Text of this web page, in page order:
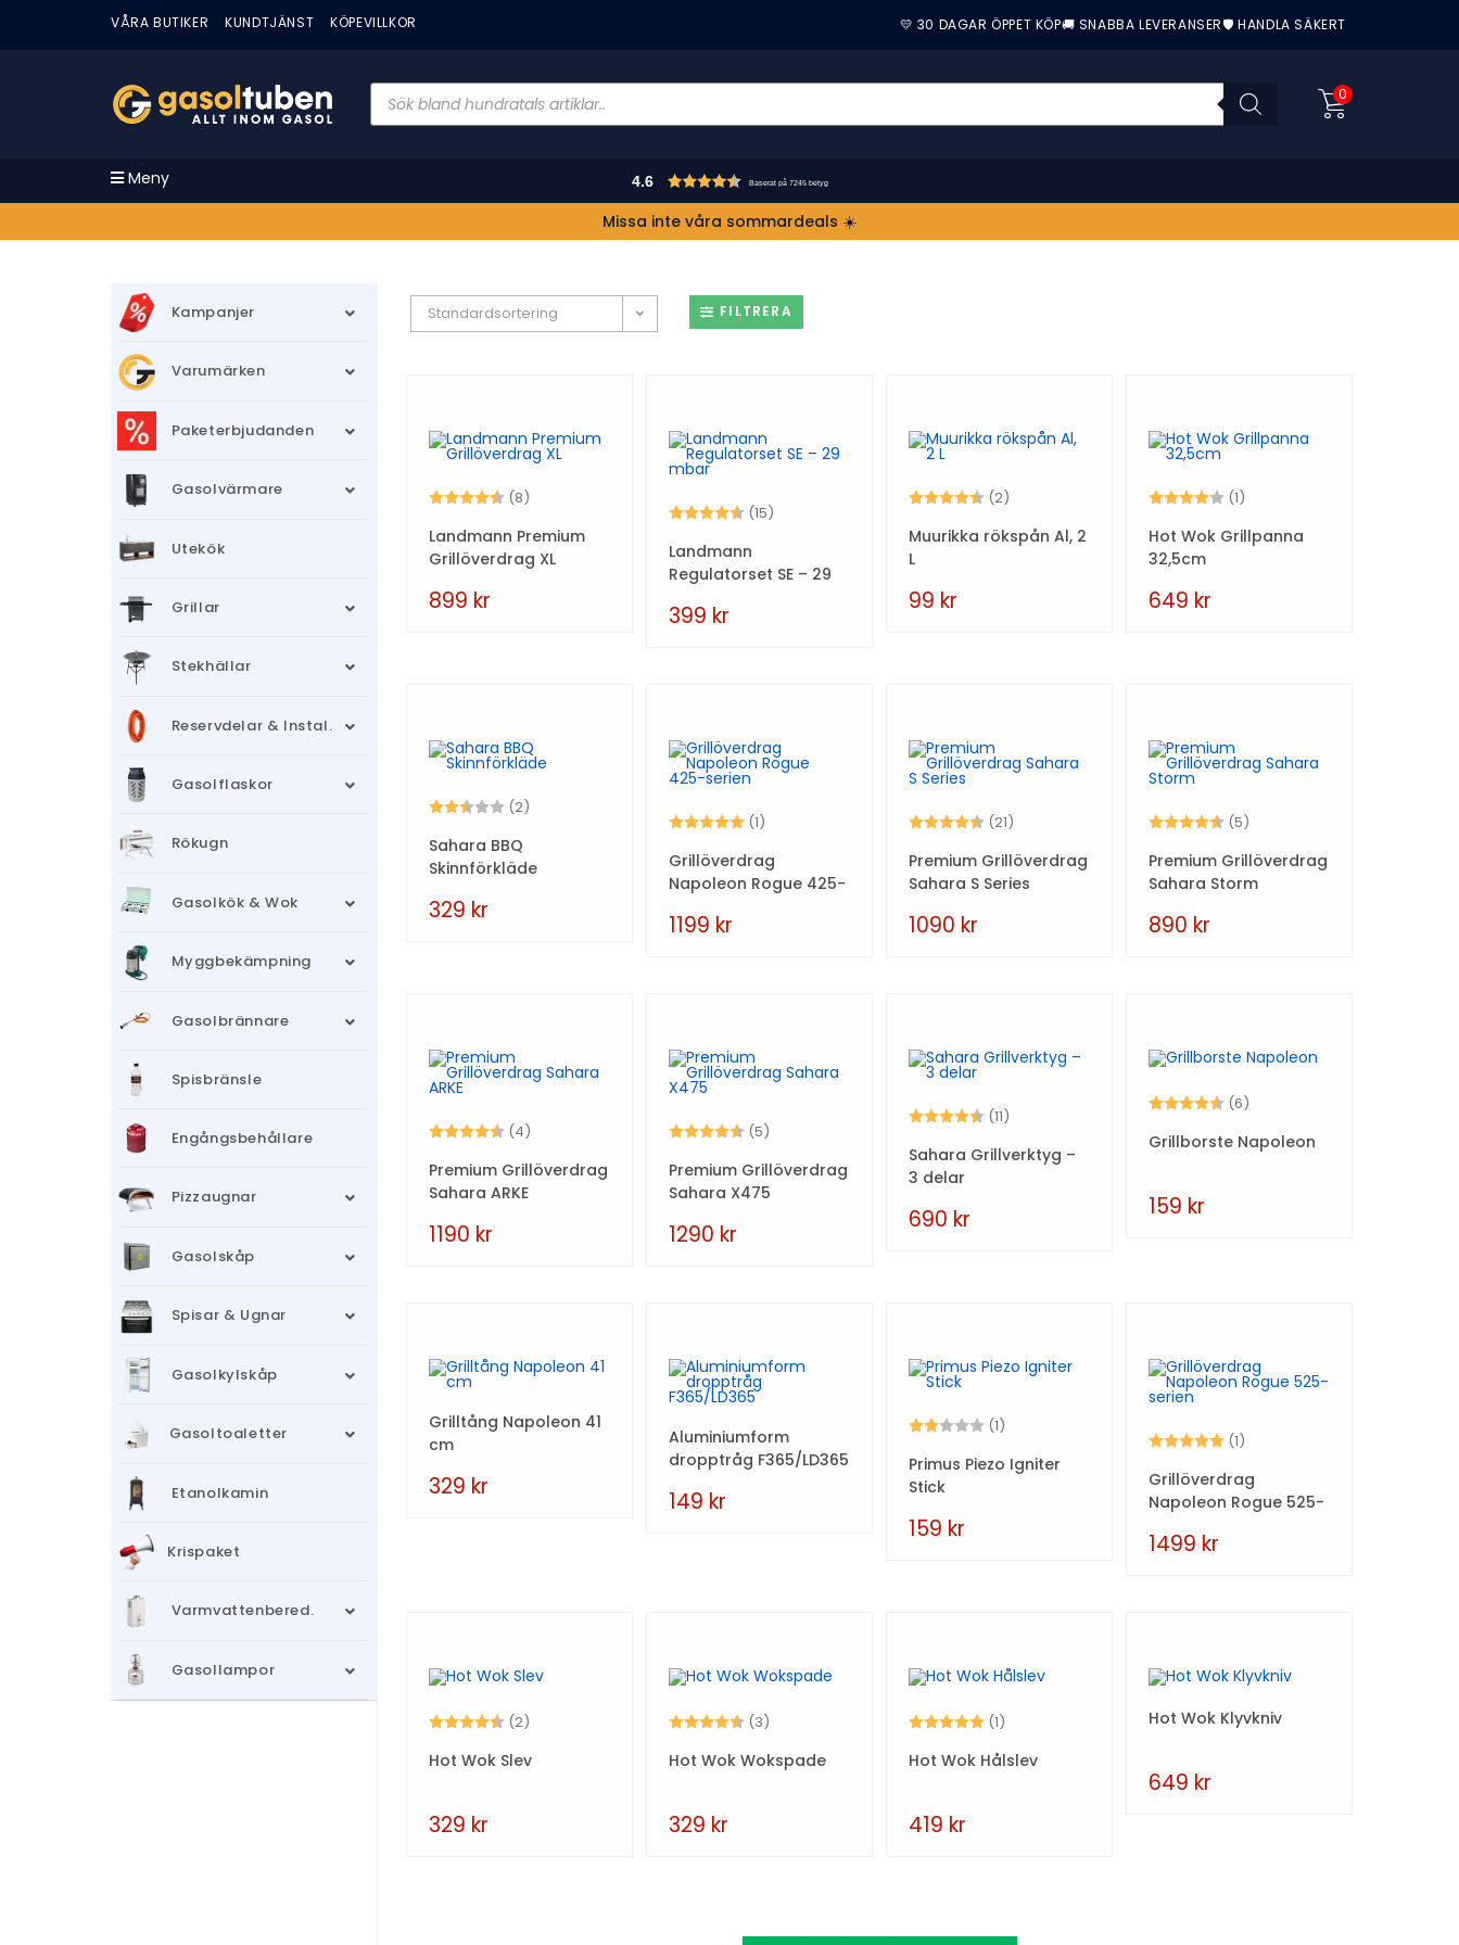
VÅRA BUTIKER KUNDTJÄNST KÖPEVILLKOR 💛 30 DAGAR ÖPPET KÖP🚚 SNABBA LEVERANSER🛡️ HANDLA SÄKERT
0
Meny 4.6 Baserat på 7245 betyg
Missa inte våra sommardeals ☀️
Standardsortering FILTRERA
Betyg: (8)
Landmann Premium
Grillöverdrag XL
899 kr
Betyg: (15)
Landmann
Regulatorset SE – 29
399 kr
Betyg: (2)
Muurikka rökspån Al, 2
L
99 kr
Betyg: (1)
Hot Wok Grillpanna
32,5cm
649 kr
Betyg: (2)
Sahara BBQ
Skinnförkläde
329 kr
Betyg: (1)
Grillöverdrag
Napoleon Rogue 425-
1199 kr
Betyg: (21) 4.4 utav 5 stjärnor
Premium Grillöverdrag
Sahara S Series
1090 kr
Betyg: (5)
Premium Grillöverdrag
Sahara Storm
890 kr
Betyg: (4)
Premium Grillöverdrag
Sahara ARKE
1190 kr
Betyg: (5)
Premium Grillöverdrag
Sahara X475
1290 kr
Betyg: (11)
Sahara Grillverktyg –
3 delar
690 kr
Betyg: (6)
Grillborste Napoleon
159 kr
Grilltång Napoleon 41
cm
329 kr
Aluminiumform
dropptråg F365/LD365
149 kr
Betyg: (1)
Primus Piezo Igniter
Stick
159 kr
Betyg: (1)
Grillöverdrag
Napoleon Rogue 525-
1499 kr
Betyg: (2)
Hot Wok Slev
329 kr
Betyg: (3)
Hot Wok Wokspade
329 kr
Betyg: (1)
Hot Wok Hålslev
419 kr
Hot Wok Klyvkniv
649 kr
Kampanjer
Varumärken
Paketerbjudanden
Gasolvärmare
Utekök
Grillar
Stekhällar
Reservdelar & Instal.
Gasolflaskor
Rökugn
Gasolkök & Wok
Myggbekämpning
Gasolbrännare
Spisbränsle
Engångsbehållare
Pizzaugnar
Gasolskåp
Spisar & Ugnar
Gasolkylskåp
Gasoltoaletter
Etanolkamin
Krispaket
Varmvattenbered.
Gasollampor